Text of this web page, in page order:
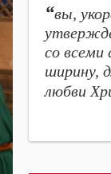
“вы,
со всеми
ширину,
любви